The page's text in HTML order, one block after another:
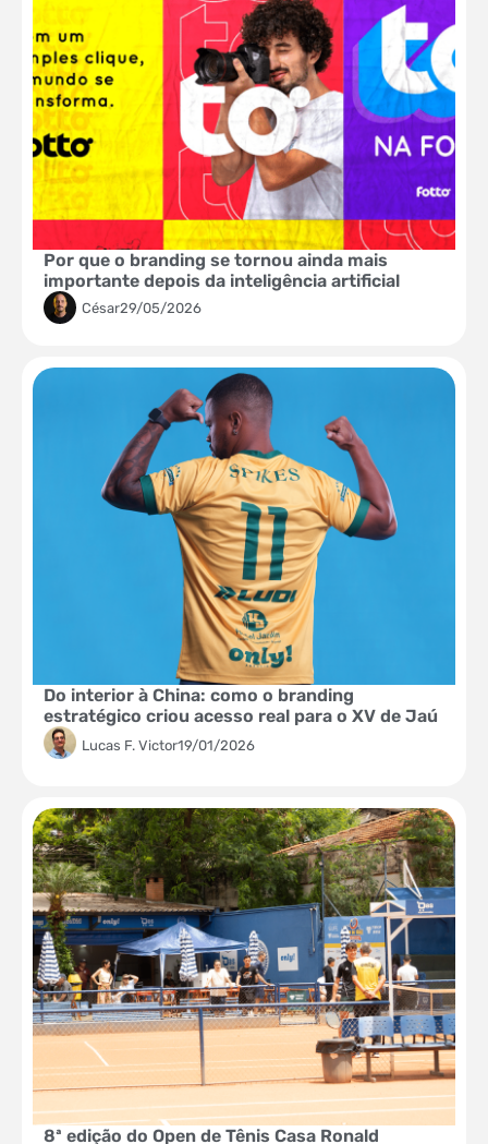
Por que o branding se tornou ainda mais
importante depois da inteligência artificial
César29/05/2026
Do interior à China: como o branding
estratégico criou acesso real para o XV de Jaú
Lucas F. Victor19/01/2026
8ª edição do Open de Tênis Casa Ronald